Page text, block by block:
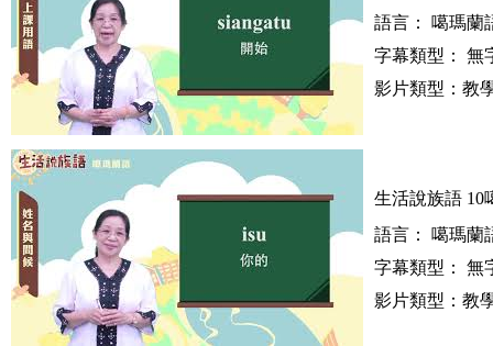
語言： 噶瑪蘭
字幕類型： 無
影片類型：教
生活說族語 10
語言： 噶瑪蘭
字幕類型： 無
影片類型：教